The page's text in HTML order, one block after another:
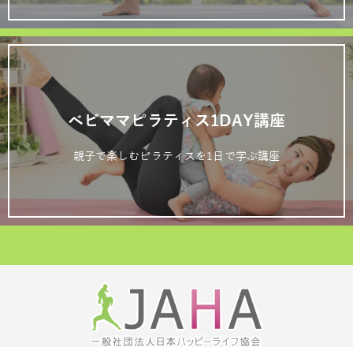
ベビママピラティス1DAY講座
親子で楽しむピラティスを1日で学ぶ講座